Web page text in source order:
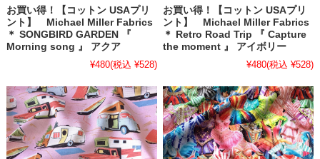
お買い得！【コットン USAプリ
ント】 Michael Miller Fabrics
＊ SONGBIRD GARDEN 『
Morning song 』 アクア
¥480(税込 ¥528)
お買い得！【コットン USAプリ
ント】 Michael Miller Fabrics
＊ Retro Road Trip 『 Capture
the moment 』 アイボリー
¥480(税込 ¥528)